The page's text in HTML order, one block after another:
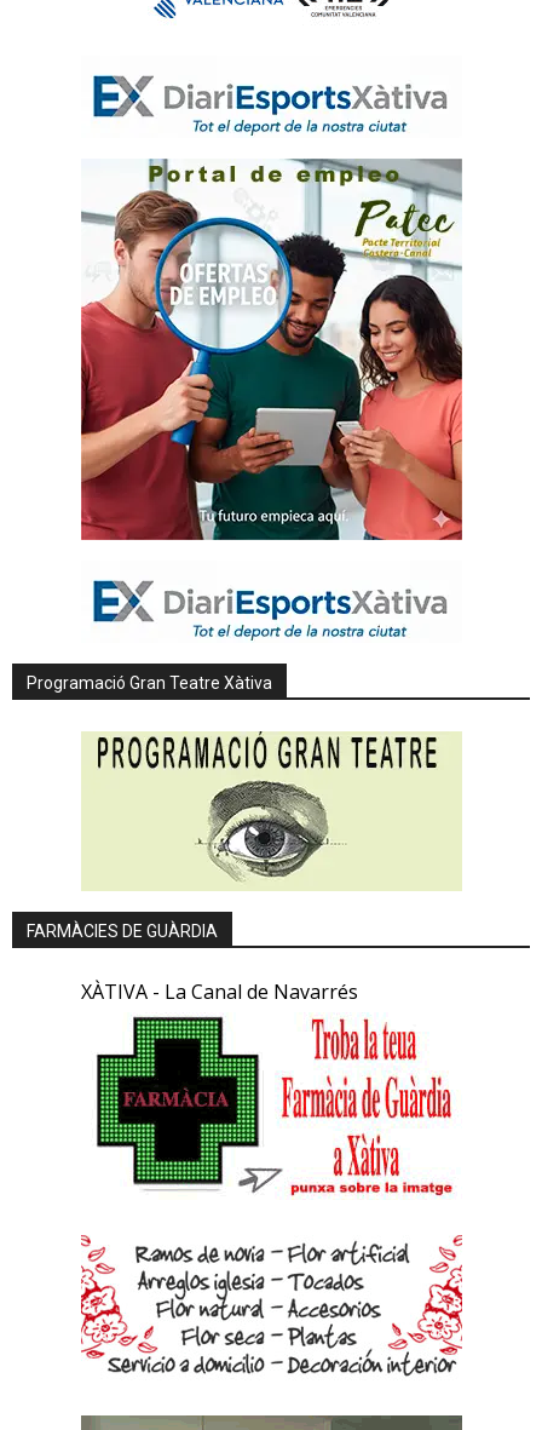
Programació Gran Teatre Xàtiva
FARMÀCIES DE GUÀRDIA
XÀTIVA - La Canal de Navarrés